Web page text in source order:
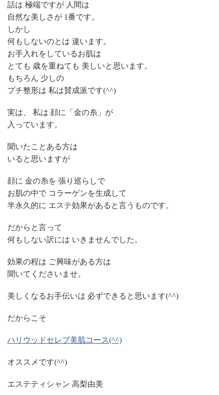
話は 極端ですが 人間は
自然な美しさが 1番です。
しかし
何もしないのとは 違います。
お手入れをしているお肌は
とても 歳を重ねても 美しいと思います。
もちろん 少しの
プチ整形は 私は賛成派です(^^)
実は、 私は 顔に「金の糸」が
入っています。
聞いたことある方は
いると思いますが
顔に 金の糸を 張り巡らしで
お肌の中で コラーゲンを生成して
半永久的に エステ効果があると言うものです。
だからと言って
何もしない訳には いきませんでした。
効果の程は ご興味がある方は
聞いてくださいませ。
美しくなるお手伝いは 必ずできると思います(^^)
だからこそ
ハリウッドセレブ美肌コース(^^)
オススメです(^^)
エステティシャン 高梨由美